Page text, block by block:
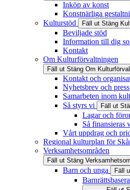
Inköp av konst
Konstnärliga
Kulturstöd
Fäll ut Stäng
Beviljade stöd
Information till dig
Kontakt
Om Kulturförvaltningen
Fäll ut Stäng Om
Kontakt och
Nyhetsbrev och press
Samarbeten inom
Så styrs vi
Fäll ut
Lagar och
Så finansieras
Vårt uppdrag och
Regional kulturplan för
Verksamhetsområden
Fäll ut Stäng
Barn och unga Fäll